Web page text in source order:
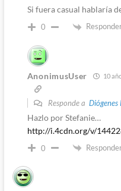
Si fuera casual hablaría
0
AnonimusUser 10
Responde a Diógenes
Hazlo por Stefanie…
http://i.4cdn.org/v/
0